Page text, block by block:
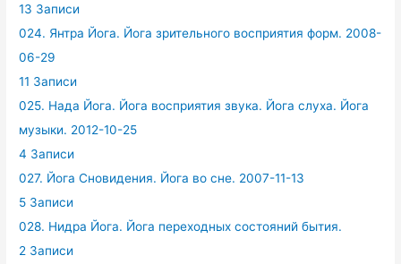
13 Записи
024. Янтра Йога. Йога зрительного восприятия форм. 2008-
06-29
11 Записи
025. Нада Йога. Йога восприятия звука. Йога слуха. Йога
музыки. 2012-10-25
4 Записи
027. Йога Сновидения. Йога во сне. 2007-11-13
5 Записи
028. Нидра Йога. Йога переходных состояний бытия.
2 Записи